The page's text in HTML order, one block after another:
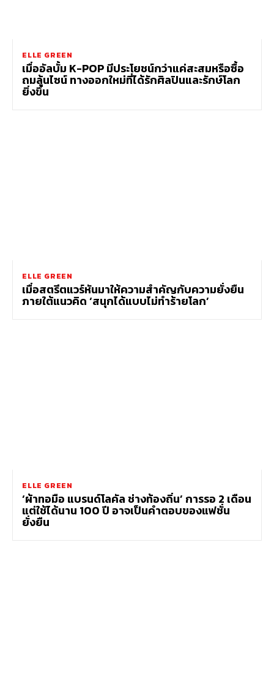
ELLE GREEN
เมื่ออัลบั้ม K-POP มีประโยชน์กว่าแค่สะสมหรือซื้อ
ถมลุ้นไซน์ ทางออกใหม่ที่ได้รักศิลปินและรักษ์โลก
ยิ่งขึ้น
ELLE GREEN
เมื่อสตรีตแวร์หันมาให้ความสำคัญกับความยั่งยืน
ภายใต้แนวคิด ‘สนุกได้แบบไม่ทำร้ายโลก’
ELLE GREEN
‘ผ้าทอมือ แบรนด์โลคัล ช่างท้องถิ่น’ การรอ 2 เดือน
แต่ใช้ได้นาน 100 ปี อาจเป็นคำตอบของแฟชั่น
ยั่งยืน